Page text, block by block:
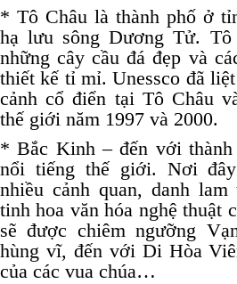
* Tô Châu là thành phố ở
hạ lưu sông Dương Tử.
những cây cầu đá đẹp và
thiết kế tỉ mỉ. Unessco đã
cảnh cổ điển tại Tô Châu
thế giới năm 1997 và 2000.
* Bắc Kinh – đến với
nổi tiếng thế giới. Nơi
nhiều cảnh quan, danh
tinh hoa văn hóa nghệ thuật
sẽ được chiêm ngưỡng
hùng vĩ, đến với Di Hòa
của các vua chúa…